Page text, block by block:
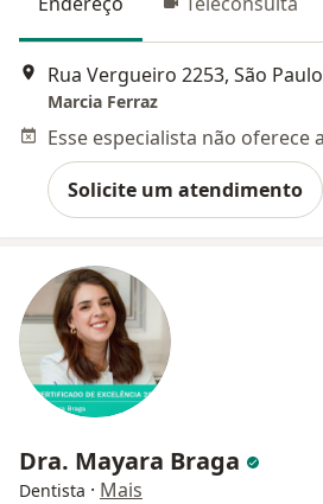
Rua Vergueiro 2253, São Paulo
Marcia Ferraz
Solicite um atendimento
Dra. Mayara Braga
Dentista · Mais